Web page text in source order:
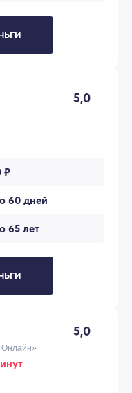
5,0
₽
60 дней
65 лет
5,0